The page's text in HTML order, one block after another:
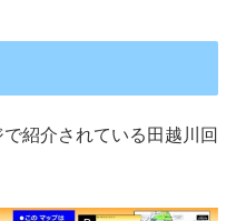
紹介されている田越川回